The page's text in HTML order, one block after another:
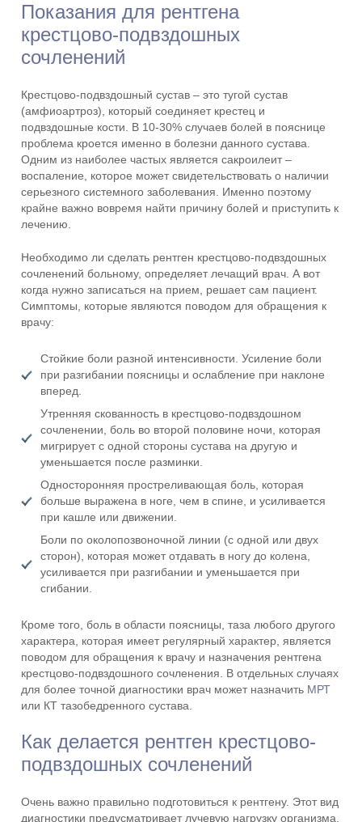
Показания для рентгена
крестцово-подвздошных
сочленений
Крестцово-подвздошный сустав – это тугой сустав
(амфиоартроз), который соединяет крестец и
подвздошные кости. В 10-30% случаев болей в пояснице
проблема кроется именно в болезни данного сустава.
Одним из наиболее частых является сакроилеит –
воспаление, которое может свидетельствовать о наличии
серьезного системного заболевания. Именно поэтому
крайне важно вовремя найти причину болей и приступить к
лечению.
Необходимо ли сделать рентген крестцово-подвздошных
сочленений больному, определяет лечащий врач. А вот
когда нужно записаться на прием, решает сам пациент.
Симптомы, которые являются поводом для обращения к
врачу:
Стойкие боли разной интенсивности. Усиление боли
при разгибании поясницы и ослабление при наклоне
вперед.
Утренняя скованность в крестцово-подвздошном
сочленении, боль во второй половине ночи, которая
мигрирует с одной стороны сустава на другую и
уменьшается после разминки.
Односторонняя простреливающая боль, которая
больше выражена в ноге, чем в спине, и усиливается
при кашле или движении.
Боли по околопозвоночной линии (с одной или двух
сторон), которая может отдавать в ногу до колена,
усиливается при разгибании и уменьшается при
сгибании.
Кроме того, боль в области поясницы, таза любого другого
характера, которая имеет регулярный характер, является
поводом для обращения к врачу и назначения рентгена
крестцово-подвздошного сочленения. В отдельных случаях
для более точной диагностики врач может назначить МРТ
или КТ тазобедренного сустава.
Как делается рентген крестцово-
подвздошных сочленений
Очень важно правильно подготовиться к рентгену. Этот вид
диагностики предусматривает лучевую нагрузку организма,